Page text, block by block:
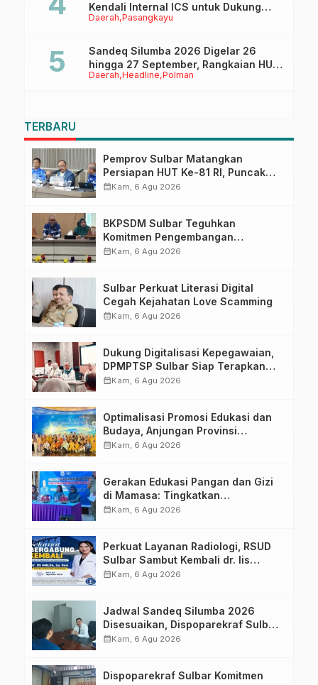
Daerah Pasangkayu
Kendali Internal ICS untuk Dukung
Sertifikasi ISPO Pekebun di
Daerah Headline Polman
Sandeq Silumba 2026 Digelar 26
hingga 27 September, Rangkaian HUT
Sulbar
TERBARU
Pemprov Sulbar Matangkan
Persiapan HUT Ke-81 RI, Puncak
Upacara di Lapangan Ahmad
calendar_monthKam, 6 Agu 2026
BKPSDM Sulbar Teguhkan
Komitmen Pengembangan
Kompetensi ASN melalui
calendar_monthKam, 6 Agu 2026
Sulbar Perkuat Literasi Digital
Cegah Kejahatan Love Scamming
calendar_monthKam, 6 Agu 2026
Dukung Digitalisasi Kepegawaian,
DPMPTSP Sulbar Siap Terapkan
Aplikasi FLEKSI ASN
calendar_monthKam, 6 Agu 2026
Optimalisasi Promosi Edukasi dan
Budaya, Anjungan Provinsi
Sulawesi Barat Perkuat Kolaborasi
calendar_monthKam, 6 Agu 2026
Gerakan Edukasi Pangan dan Gizi
di Mamasa: Tingkatkan
Pengetahuan dan Keterampilan
calendar_monthKam, 6 Agu 2026
Perkuat Layanan Radiologi, RSUD
Sulbar Sambut Kembali dr. Iis
Imelda, Sp.Rad
calendar_monthKam, 6 Agu 2026
Jadwal Sandeq Silumba 2026
Disesuaikan, Dispoparekraf Sulbar
Pastikan Persiapan Tetap
calendar_monthKam, 6 Agu 2026
Dispoparekraf Sulbar Komitmen